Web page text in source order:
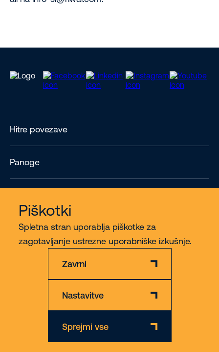
Piškotki
Spletna stran uporablja piškotke za
zagotavljanje ustrezne uporabniške izkušnje.
Zavrni
Nastavitve
Sprejmi vse
Hitre povezave
Panoge
Več
Izključitev odgovornostiPolitika varstva in piškotkov
© 2026 Riwal - All rights reserved